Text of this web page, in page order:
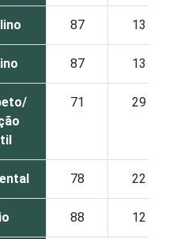
87 13
87 13
71 29
78 22
88 12